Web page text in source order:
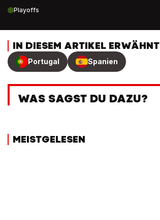
Playoffs
IN DIESEM ARTIKEL ERWÄHNT
Portugal Spanien
WAS SAGST DU DAZU?
MEISTGELESEN